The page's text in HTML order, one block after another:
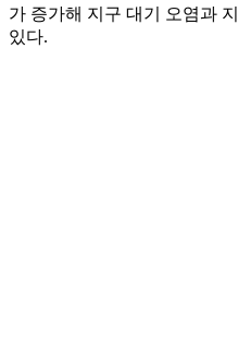
가 증가해 지구 대기 오염과
있다.